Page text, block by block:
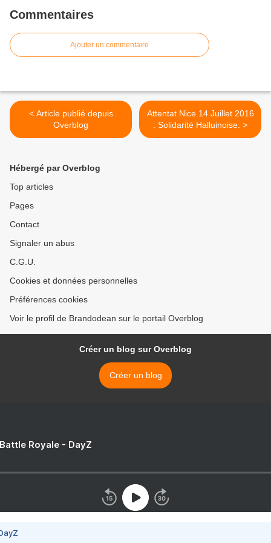
Commentaires
Ajouter un commentaire
< Article publié depuis
Overblog
Attentat Nice 14 Juillet 2016
: Solidarité Halluinoise. >
Hébergé par Overblog
Top articles
Pages
Contact
Signaler un abus
C.G.U.
Cookies et données personnelles
Préférences cookies
Voir le profil de Brandodean sur le portail Overblog
Créer un blog sur Overblog
Créer un blog
Royale - DayZ